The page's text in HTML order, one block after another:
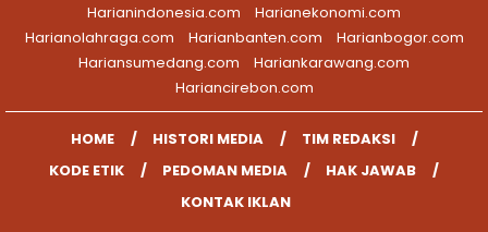
Harianindonesia.com
Harianekonomi.com
Harianolahraga.com
Harianbanten.com
Harianbogor.com
Hariansumedang.com
Hariankarawang.com
Hariancirebon.com
HOME HISTORI MEDIA
TIM REDAKSI
KODE ETIK
PEDOMAN MEDIA
HAK JAWAB
KONTAK IKLAN